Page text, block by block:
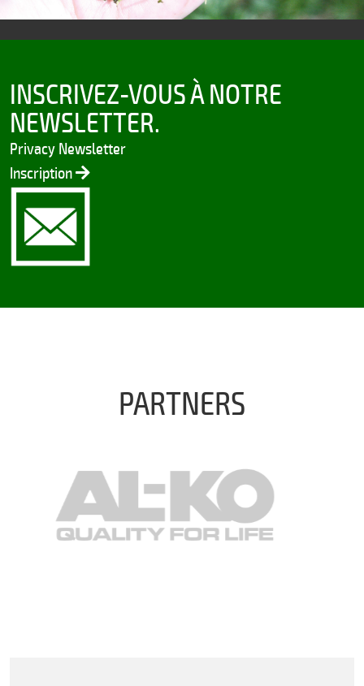
INSCRIVEZ-VOUS À NOTRE
NEWSLETTER.
Privacy Newsletter
Inscription
PARTNERS